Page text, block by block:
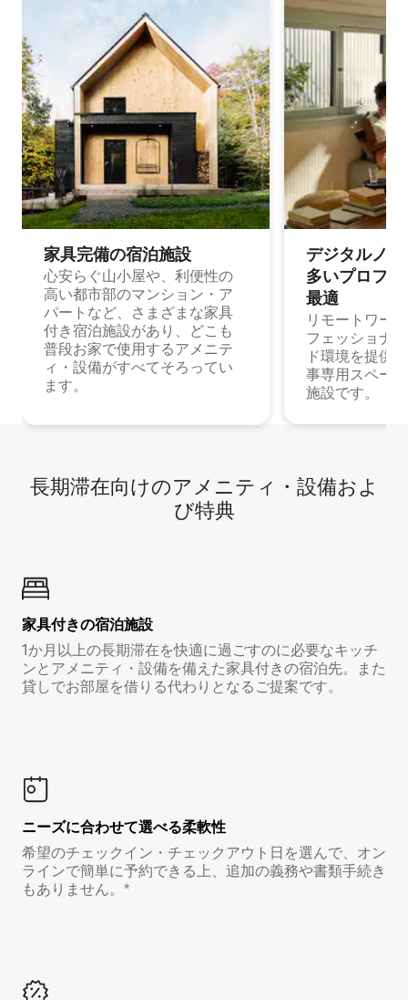
家具完備の宿⁠泊⁠施⁠設
心安らぐ山小屋や、利便性の
高い都市部のマンション・ア
パートなど、さまざまな家具
付き宿泊施設があり、どこも
普段お家で使用するアメニテ
ィ・設備がすべてそろってい
ます。
デジタルノ
多⁠いプ⁠ロ⁠フ⁠
最⁠適
リモートワー
フェッショナ
ド環境を提供
事専用スペー
施設です。
長期滞在向け⁠のア⁠メ⁠ニ⁠テ⁠ィ⁠・設⁠備⁠およ
び特⁠典
家具付き⁠の宿⁠泊⁠施⁠設
1か月以上の長期滞在を快適に過ごすのに必要なキッチ
ンとアメニティ・設備を備えた家具付きの宿泊先。また
貸しでお部屋を借りる代わりとなるご提案です。
ニーズに合わせて選べる柔軟性
希望のチェックイン・チェックアウト日を選んで、オン
ラインで簡単に予約できる上、追加の義務や書類手続き
もありません。*